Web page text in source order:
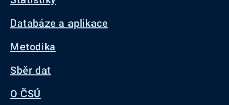
Databáze a aplikace
Metodika
Sběr dat
O ČSÚ